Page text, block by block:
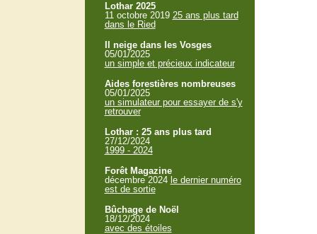
Lothar 2025
11 octobre 2019 25 ans plus tard
dans le Ried
Il neige dans les Vosges
05/01/2025
un simple et précieux indicateur
Aides forestières nombreuses
05/01/2025
un simulateur pour essayer de s'y
retrouver
Lothar : 25 ans plus tard
27/12/2024
1999 - 2024
Forêt Magazine
décembre 2024 le dernier numéro
est de sortie
Bûchage de Noël
18/12/2024
avec des étoiles